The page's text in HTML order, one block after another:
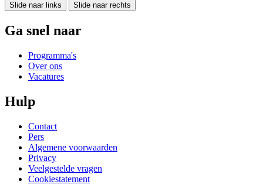
Slide naar links Slide naar rechts
Ga snel naar
Programma's
Over ons
Vacatures
Hulp
Contact
Pers
Algemene voorwaarden
Privacy
Veelgestelde vragen
Cookiestatement